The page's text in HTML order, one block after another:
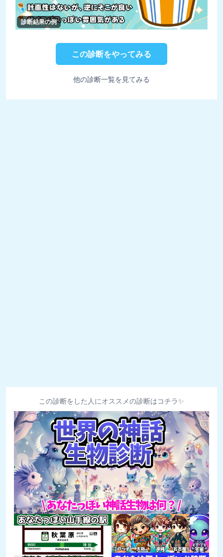
診断結果の例
この診断をやってみる
他の診断一覧を見てみる
この診断をした人にオススメの診断はコチラ✨